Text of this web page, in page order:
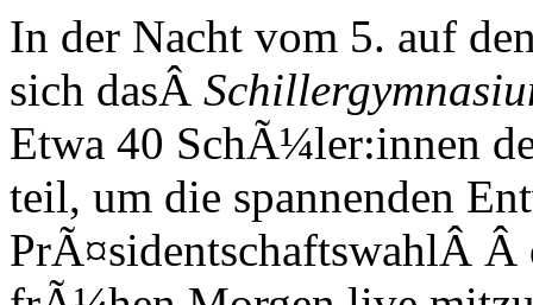
In der Nacht vom 5. auf
sich dasÂ
Etwa 40 SchÃ¼ler:innen
teil, um die spannenden
PrÃ¤sidentschaftswahlÂ Â